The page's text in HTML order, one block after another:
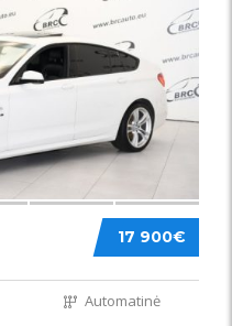
17 900€
Automatinė